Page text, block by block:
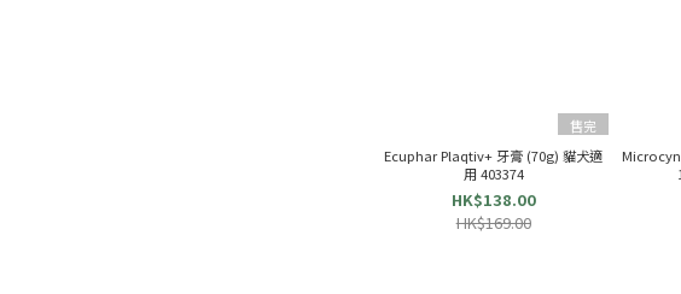
售完
Ecuphar Plaqtiv+ 牙膏 (70g) 貓犬適
用 403374
HK$138.00
HK$169.00